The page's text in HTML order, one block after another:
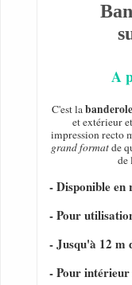
A
C'est la
et extérieur
impression recto
grand formatde
de
- Disponible en
- Pour
- Jusqu'à 12 m
- Pour